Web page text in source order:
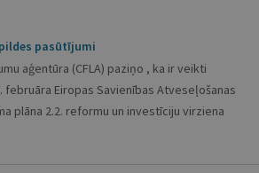
pasūtījumi
aģentūra (CFLA) paziņo , ka ir veikti
februāra Eiropas Savienības Atveseļošanas
plāna 2.2. reformu un investīciju virziena